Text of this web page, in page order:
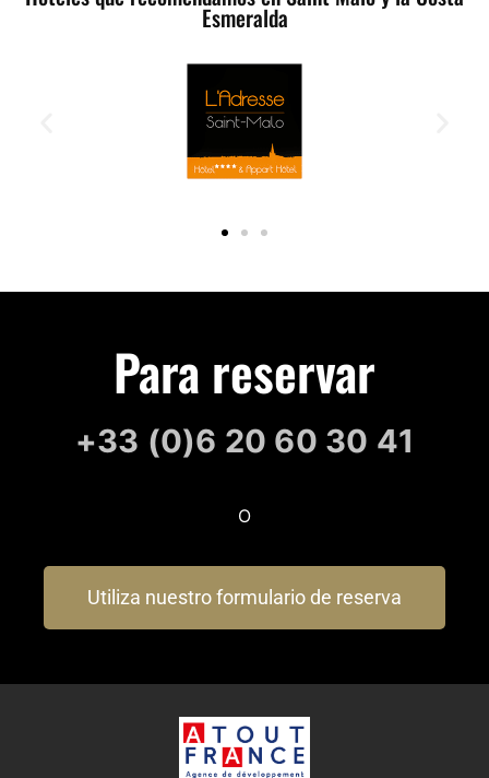
Esmeralda
Para reservar
+33 (0)6 20 60 30 41
O
Utiliza nuestro formulario de reserva